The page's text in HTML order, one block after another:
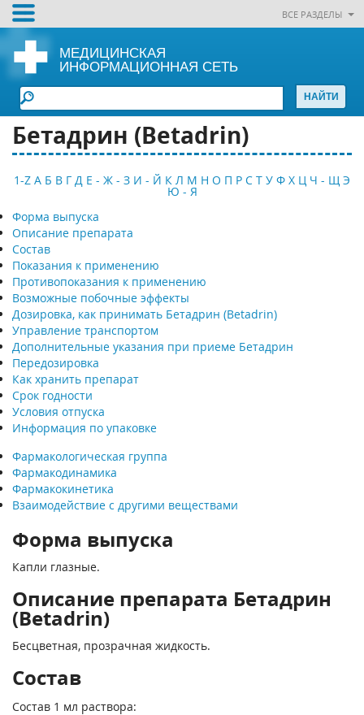
ВСЕ РАЗДЕЛЫ
МЕДИЦИНСКАЯ
ИНФОРМАЦИОННАЯ СЕТЬ
Бетадрин (Betadrin)
1-Z А Б В Г Д Е - Ж - З И - Й К Л М Н О П Р С Т У Ф Х Ц Ч - Щ Э
Ю - Я
Форма выпуска
Описание препарата
Состав
Показания к применению
Противопоказания к применению
Возможные побочные эффекты
Дозировка, как принимать Бетадрин (Betadrin)
Управление транспортом
Дополнительные указания при приеме Бетадрин
Передозировка
Как хранить препарат
Срок годности
Условия отпуска
Информация по упаковке
Фармакологическая группа
Фармакодинамика
Фармакокинетика
Взаимодействие с другими веществами
Форма выпуска
Капли глазные.
Описание препарата Бетадрин
(Betadrin)
Бесцветная, прозрачная жидкость.
Состав
Состав 1 мл раствора: